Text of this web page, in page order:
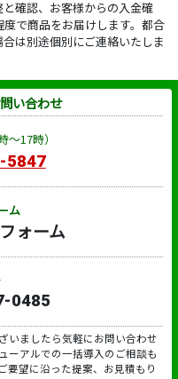
確認、お客様からの入金確
で商品をお届けします。都合
は別途個別にご連絡いたしま
い合わせ
～17時）
5847
ム
ォーム
0485
いましたら気軽にお問い合わせ
ーアルでの一括導入のご相談も
要望に沿った提案、お見積もり